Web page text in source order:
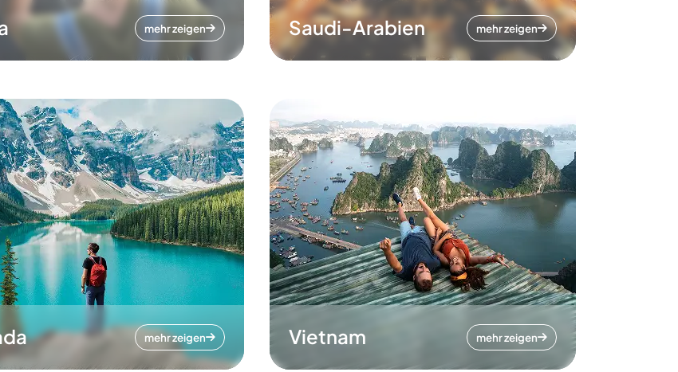
mehr zeigen Saudi-Arabien mehr zeigen
mehr zeigen Vietnam mehr zeigen